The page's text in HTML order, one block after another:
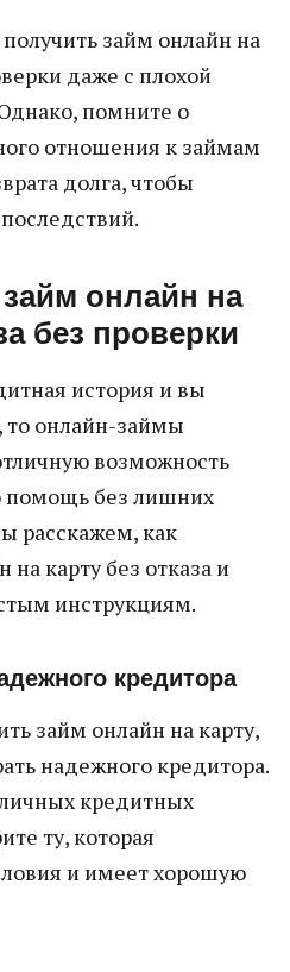
займ онлайн на
даже с плохой
помните о
отношения к займам
долга, чтобы
онлайн на
без проверки
история и вы
то онлайн-займы
возможность
помощь без лишних
расскажем, как
карту без отказа и
инструкциям.
кредитора
займ онлайн на карту,
надежного кредитора.
кредитных
ту, которая
и имеет хорошую